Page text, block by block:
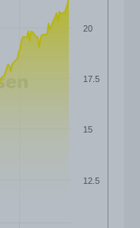
12.5
15
17.5
20